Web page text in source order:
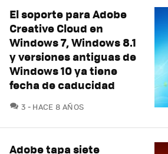
El soporte para Adobe
Creative Cloud en
Windows 7, Windows 8.1
y versiones antiguas de
Windows 10 ya tiene
fecha de caducidad
3 COMENTARIOS
HACE 8 AÑOS
Adobe tapa siete